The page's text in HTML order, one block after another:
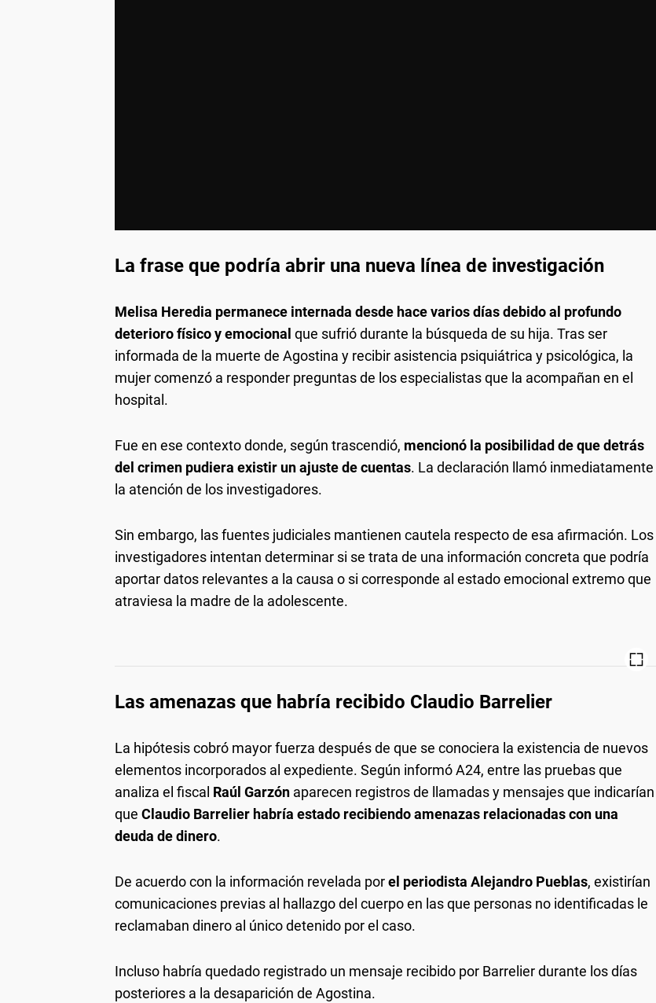
La frase que podría abrir una nueva línea de investigación
Melisa Heredia permanece internada desde hace varios días debido al profundo
deterioro físico y emocional que sufrió durante la búsqueda de su hija. Tras ser
informada de la muerte de Agostina y recibir asistencia psiquiátrica y psicológica, la
mujer comenzó a responder preguntas de los especialistas que la acompañan en el
hospital.
Fue en ese contexto donde, según trascendió, mencionó la posibilidad de que detrás
del crimen pudiera existir un ajuste de cuentas. La declaración llamó inmediatamente
la atención de los investigadores.
Sin embargo, las fuentes judiciales mantienen cautela respecto de esa afirmación. Los
investigadores intentan determinar si se trata de una información concreta que podría
aportar datos relevantes a la causa o si corresponde al estado emocional extremo que
atraviesa la madre de la adolescente.
Las amenazas que habría recibido Claudio Barrelier
La hipótesis cobró mayor fuerza después de que se conociera la existencia de nuevos
elementos incorporados al expediente. Según informó A24, entre las pruebas que
analiza el fiscal Raúl Garzón aparecen registros de llamadas y mensajes que indicarían
que Claudio Barrelier habría estado recibiendo amenazas relacionadas con una
deuda de dinero.
De acuerdo con la información revelada porel periodista Alejandro Pueblas, existirían
comunicaciones previas al hallazgo del cuerpo en las que personas no identificadas le
reclamaban dinero al único detenido por el caso.
Incluso habría quedado registrado un mensaje recibido por Barrelier durante los días
posteriores a la desaparición de Agostina.